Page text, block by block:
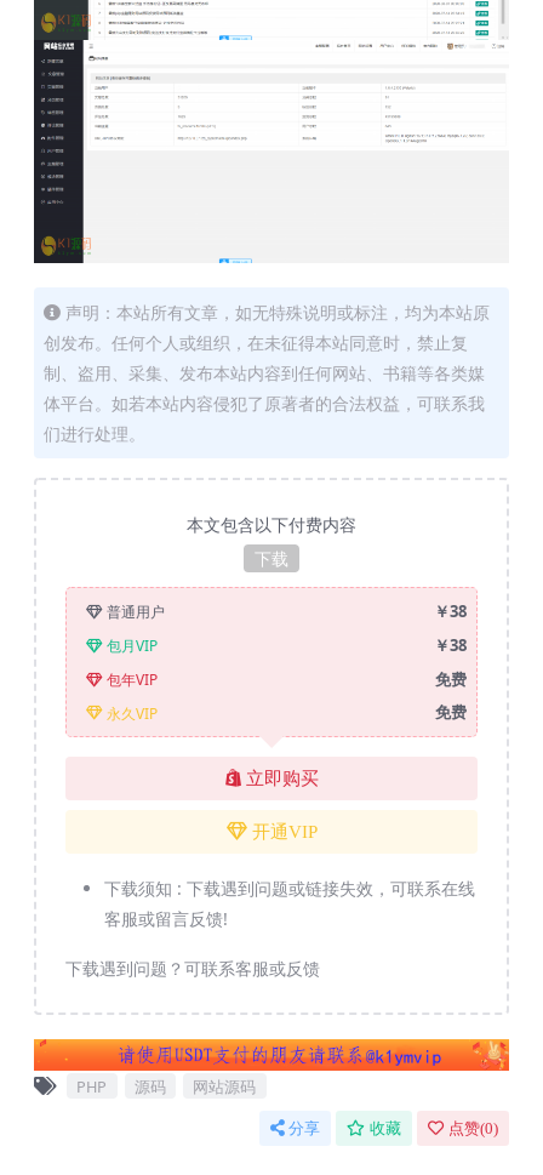
声明：本站所有文章，如无特殊说明或标注，均为本站原
创发布。任何个人或组织，在未征得本站同意时，禁止复
制、盗用、采集、发布本站内容到任何网站、书籍等各类媒
体平台。如若本站内容侵犯了原著者的合法权益，可联系我
们进行处理。
本文包含以下付费内容
下载
普通用户 ￥38
包月VIP ￥38
包年VIP 免费
永久VIP 免费
立即购买
开通VIP
下载须知 : 下载遇到问题或链接失效，可联系在线
客服或留言反馈!
下载遇到问题？可联系客服或反馈
PHP 源码 网站源码
分享 收藏 点赞(0)